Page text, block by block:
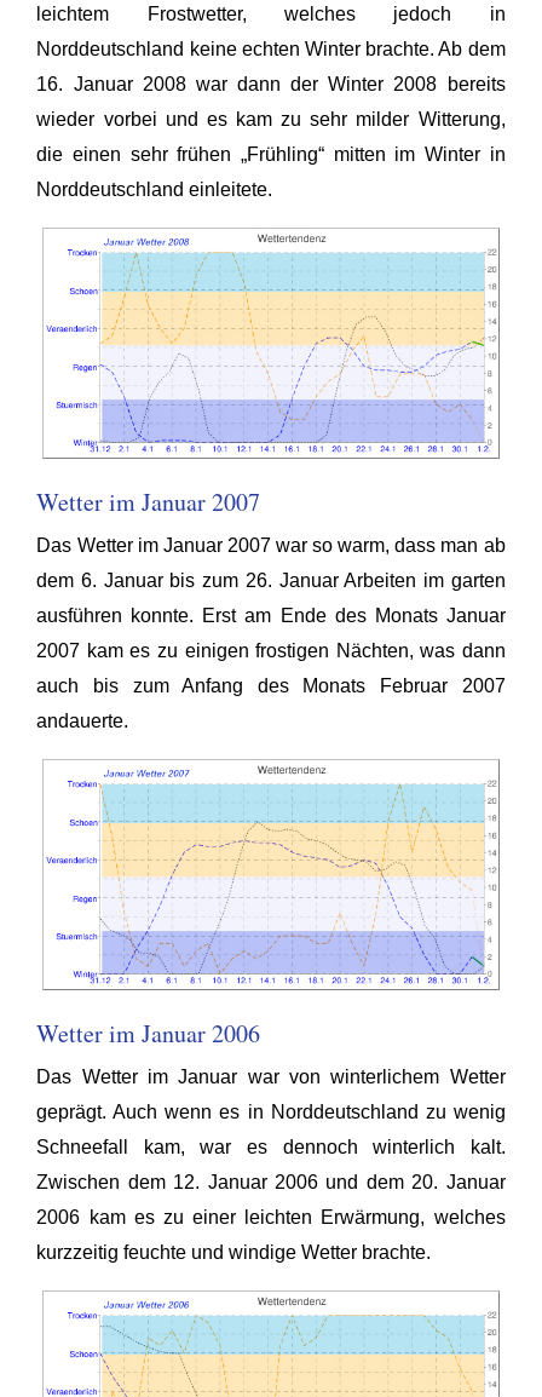
leichtem Frostwetter, welches jedoch in
Norddeutschland keine echten Winter brachte. Ab dem
16. Januar 2008 war dann der Winter 2008 bereits
wieder vorbei und es kam zu sehr milder Witterung,
die einen sehr frühen „Frühling“ mitten im Winter in
Norddeutschland einleitete.
Wetter im Januar 2007
Das Wetter im Januar 2007 war so warm, dass man ab
dem 6. Januar bis zum 26. Januar Arbeiten im garten
ausführen konnte. Erst am Ende des Monats Januar
2007 kam es zu einigen frostigen Nächten, was dann
auch bis zum Anfang des Monats Februar 2007
andauerte.
Wetter im Januar 2006
Das Wetter im Januar war von winterlichem Wetter
geprägt. Auch wenn es in Norddeutschland zu wenig
Schneefall kam, war es dennoch winterlich kalt.
Zwischen dem 12. Januar 2006 und dem 20. Januar
2006 kam es zu einer leichten Erwärmung, welches
kurzzeitig feuchte und windige Wetter brachte.